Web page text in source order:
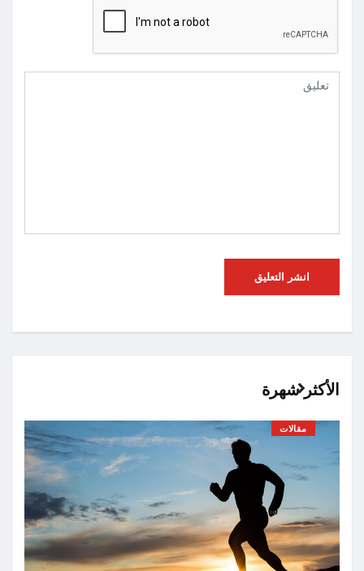
الأكثر شهرة
مقالات